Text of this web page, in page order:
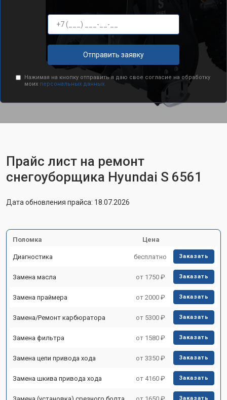
Отправить заявку
Нажимая на кнопку отправить я даю свое согласие на обработку
моих персональных данных.
Прайс лист на ремонт
снегоуборщика Hyundai S 6561
Дата обновления прайса: 18.07.2026
Поломка Цена
Диагностика бесплатно Заказать
Замена масла от 1750 ₽ Заказать
Замена праймера от 2000 ₽ Заказать
Замена/Pемонт карбюратора от 5300 ₽ Заказать
Замена фильтра от 1580 ₽ Заказать
Замена цепи привода хода от 3350 ₽ Заказать
Замена шкива привода хода от 4160 ₽ Заказать
Замена (установка) срезного болта от 1650 ₽ Заказать